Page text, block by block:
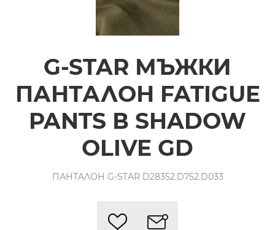
G-STAR МЪЖКИ
ПАНТАЛОН FATIGUE
PANTS В SHADOW
OLIVE GD
ПАНТАЛОН G-STAR D28352.D752.D033